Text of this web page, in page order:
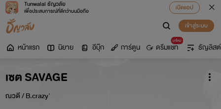
Tunwalai ธัญวลัย
เพื่อประสบการณ์ที่ดีกว่าบนมือถือ
เปิดแอป
เข้าสู่ระบบ
หน้าแรก นิยาย อีบุ๊ก การ์ตูน
มาใหม่
ดรีมแชท ธัญลิสต์
เซต SAVAGE
ณวดี / B.crazy'